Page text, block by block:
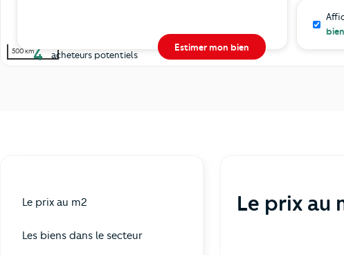
4 acheteurs potentiels
Estimer mon bien
500 km
Le prix au m2
Les biens dans le secteur
Le prix au